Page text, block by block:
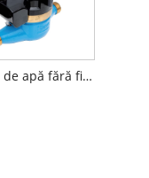
Cititor de apă fără fir pentru citire